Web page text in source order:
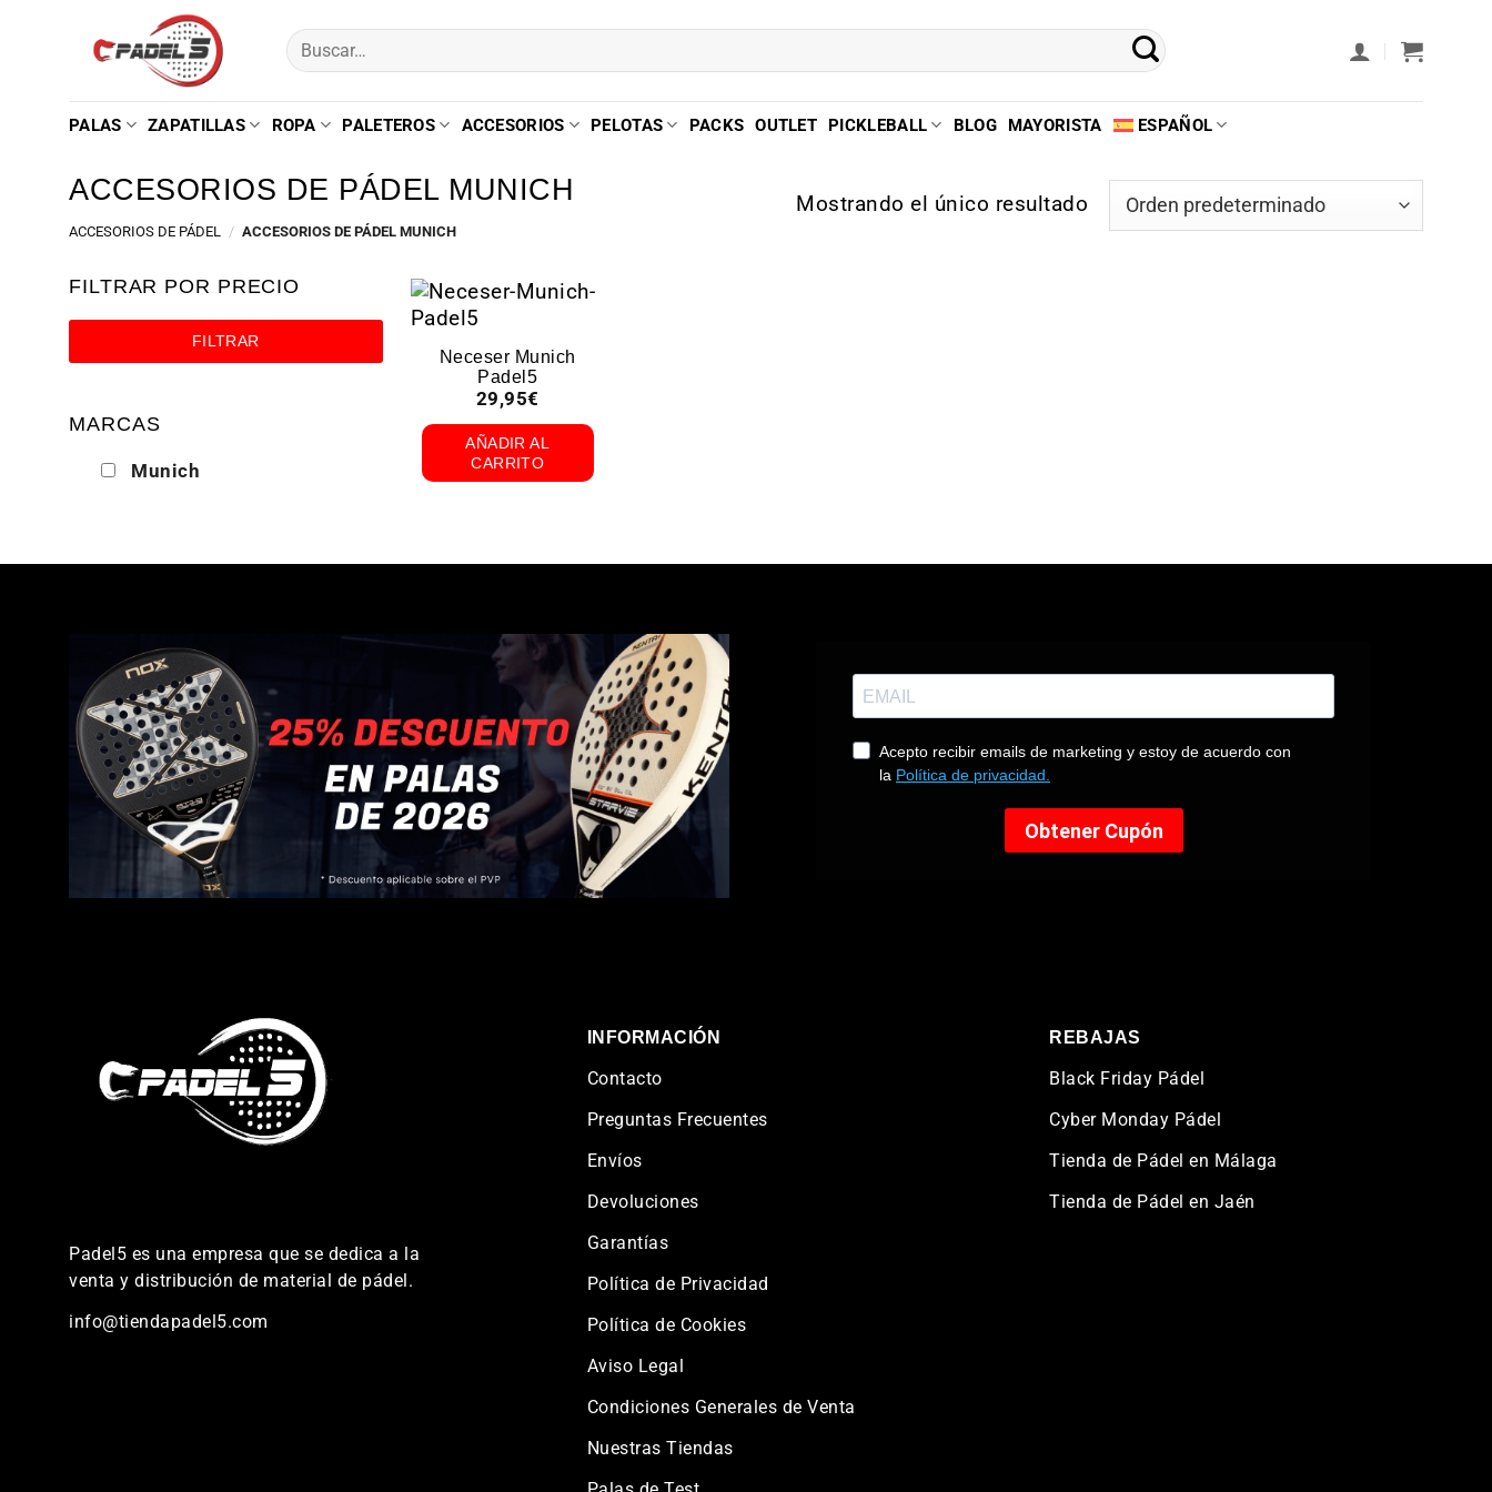
PALAS ZAPATILLAS ROPA PALETEROS ACCESORIOS PELOTAS PACKS OUTLET PICKLEBALL BLOG MAYORISTA ESPAÑOL
ACCESORIOS DE PÁDEL MUNICH
ACCESORIOS DE PÁDEL / ACCESORIOS DE PÁDEL MUNICH
Mostrando el único resultado
FILTRAR POR PRECIO
FILTRAR
MARCAS
Munich
Neceser Munich
Padel5
29,95€
AÑADIR AL
CARRITO
Padel5 es una empresa que se dedica a la
venta y distribución de material de pádel.
info@tiendapadel5.com
INFORMACIÓN
Contacto
Preguntas Frecuentes
Envíos
Devoluciones
Garantías
Política de Privacidad
Política de Cookies
Aviso Legal
Condiciones Generales de Venta
Nuestras Tiendas
REBAJAS
Black Friday Pádel
Cyber Monday Pádel
Tienda de Pádel en Málaga
Tienda de Pádel en Jaén